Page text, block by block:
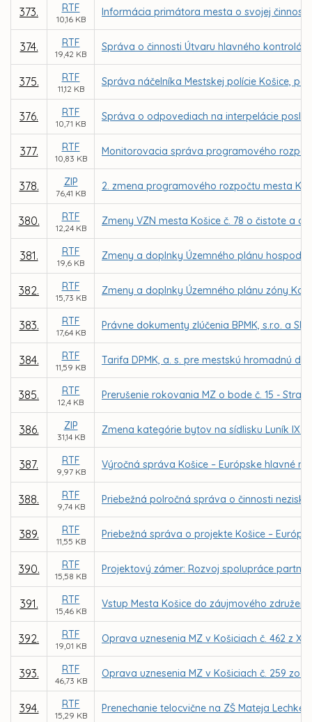
373. RTF
10,16 KB
Informácia primátora mesta o svojej činnosti
374. RTF
19,42 KB
Správa o činnosti Útvaru hlavného
375. RTF
11,12 KB
Správa náčelníka Mestskej polície Košice,
376. RTF
10,71 KB
Správa o odpovediach na interpelácie
377. RTF
10,83 KB
Monitorovacia správa programového
378. ZIP
76,41 KB
2. zmena programového rozpočtu mesta
380. RTF
12,24 KB
Zmeny VZN mesta Košice č. 78 o čistote a o
381. RTF
19,6 KB
Zmeny a doplnky Územného plánu
382. RTF
15,73 KB
Zmeny a doplnky Územného plánu zóny
383. RTF
17,64 KB
Právne dokumenty zlúčenia BPMK, s.r.o. a
384. RTF
11,59 KB
Tarifa DPMK, a. s. pre mestskú hromadnú
385. RTF
12,4 KB
Prerušenie rokovania MZ o bode č. 15 -
386. ZIP
31,14 KB
Zmena kategórie bytov na sídlisku Luník IX v
387. RTF
9,97 KB
Výročná správa Košice – Európske hlavné
388. RTF
9,74 KB
Priebežná polročná správa o činnosti
389. RTF
11,55 KB
Priebežná správa o projekte Košice –
390. RTF
15,58 KB
Projektový zámer: Rozvoj spolupráce
391. RTF
15,46 KB
Vstup Mesta Košice do záujmového
392. RTF
19,01 KB
Oprava uznesenia MZ v Košiciach č. 462 z
393. RTF
46,73 KB
Oprava uznesenia MZ v Košiciach č. 259 zo
394. RTF
15,29 KB
Prenechanie telocvične na ZŠ Mateja